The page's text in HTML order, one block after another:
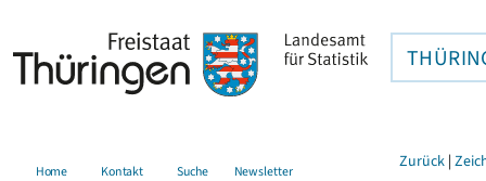
Home Kontakt Suche Newsletter Zurück |